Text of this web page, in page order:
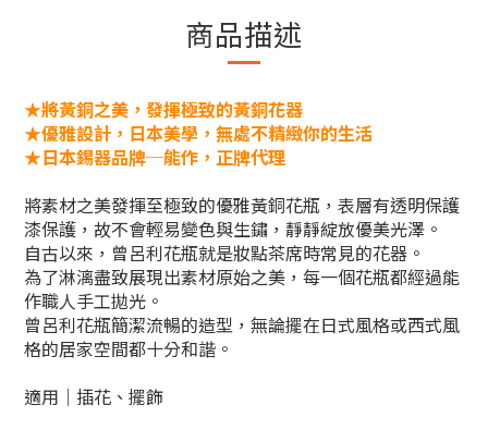
商品描述
★將黃銅之美，發揮極致的黃銅花器
★優雅設計，日本美學，無處不精緻你的生活
★日本錫器品牌─能作，正牌代理
將素材之美發揮至極致的優雅黃銅花瓶，表層有透明保護
漆保護，故不會輕易變色與生鏽，靜靜綻放優美光澤。
自古以來，曾呂利花瓶就是妝點茶席時常見的花器。
為了淋漓盡致展現出素材原始之美，每一個花瓶都經過能
作職人手工拋光。
曾呂利花瓶簡潔流暢的造型，無論擺在日式風格或西式風
格的居家空間都十分和諧。
適用｜插花、擺飾